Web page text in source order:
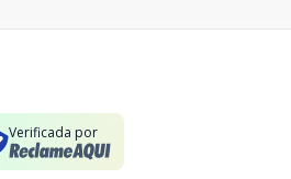
Verificada por